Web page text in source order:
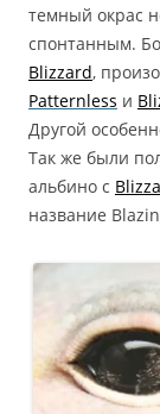
темный окрас
спонтанным.
Blizzard,
Patternless и
Другой
Так же были
альбино с
название